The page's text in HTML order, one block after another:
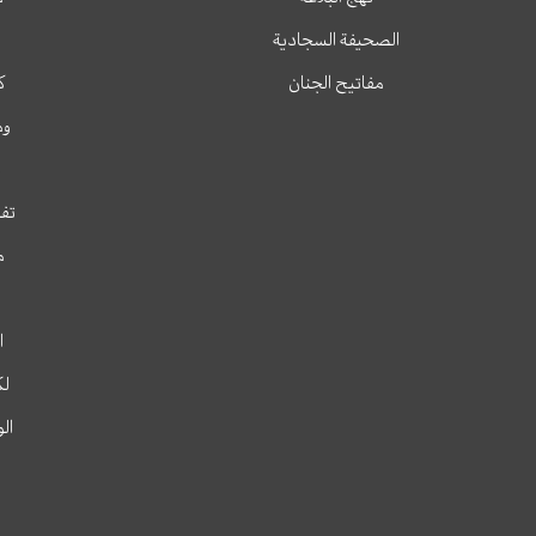
الصحيفة السجادية
مفاتيح الجنان